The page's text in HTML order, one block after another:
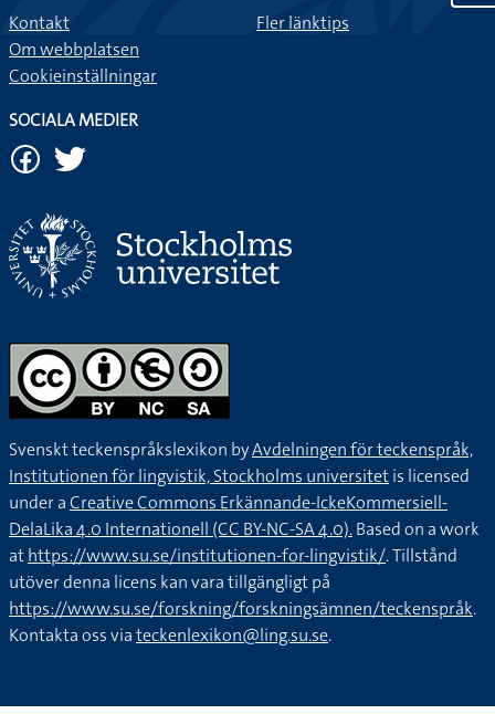
Kontakt
Om webbplatsen
Cookieinställningar
Fler länktips
SOCIALA MEDIER
Svenskt teckenspråkslexikon byAvdelningen för teckenspråk,
Institutionen för lingvistik, Stockholms universitetis licensed
under aCreative Commons Erkännande-IckeKommersiell-
DelaLika 4.0 Internationell (CC BY-NC-SA 4.0).Based on a work
athttps://www.su.se/institutionen-for-lingvistik/. Tillstånd
utöver denna licens kan vara tillgängligt på
https://www.su.se/forskning/forskningsämnen/teckenspråk.
Kontakta oss viateckenlexikon@ling.su.se.